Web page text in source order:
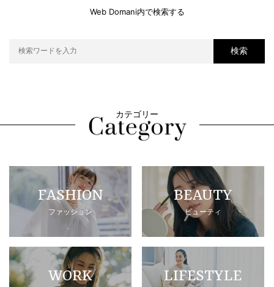
Web Domani内で検索する
検索
カテゴリー
FASHION
ファッション
BEAUTY
ビューティ
WORK LIFESTYLE